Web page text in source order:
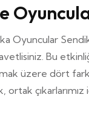
Oyuncular
Bu
üzere dört
ortak çıkarlarımız